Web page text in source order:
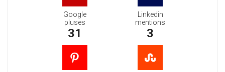
Google
pluses
31
Linkedin
mentions
3